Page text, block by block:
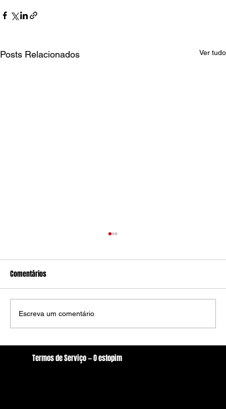
Posts Relacionados Ver tudo
Jaques Wagner deixou liderança do governo
no Senado após operação da PF
Comentários
Escreva um comentário
Termos de Serviço — O estopim